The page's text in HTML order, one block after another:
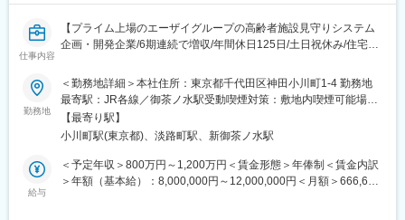
に変わりはございません）身体介助・入浴介助・排泄介助・食事
介助・レクリエーション・送迎業務など介護業務全般エリアマネ
ージャーへ職種変更時に異動となることがあります。
老人ホーム、障がい・認知症グループホーム、通所介護、生活介
護、就労継続B、放課後等ディ、訪問看護・介護等
■当社について：
療事業・障がい福祉事業などを幅広く手がけております。
全国に約500以上の事業所、従業員約5,000名の規模で、医療・介
仕事内容
【プライム上場のエーザイグループの高齢者施設見守りシステム
企画・開発企業/6期連続で増収/年間休日125日/土日祝休み/住宅手
■業務概要：
当社の管理部門における全体統括のマネジメントとしての活躍を
期待しています。当社は管理部門における変革期を迎えており、
組織ごとの適切な業務采配、および管理部門領域における経営の
サポート等業務は多岐にわたります。
■業務詳細：
事業フェーズにより変動はございますが、下記のような業務を想
定しております。
勤務地
＜勤務地詳細＞本社住所：東京都千代田区神田小川町1-4 勤務地
最寄駅：JR各線／御茶ノ水駅受動喫煙対策：敷地内喫煙可能場所
あり変更の範囲：会社の定める事業所（リモートワーク含む）
【最寄り駅】
小川町駅(東京都)、淡路町駅、新御茶ノ水駅
給与
＜予定年収＞800万円～1,200万円＜賃金形態＞年俸制＜賃金内訳
＞年額（基本給）：8,000,000円～12,000,000円＜月額＞666,666